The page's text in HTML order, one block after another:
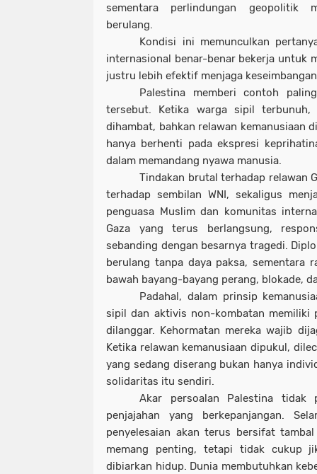
sementara perlindungan geopolitik
berulang.
Kondisi ini memunculkan
internasional benar-benar bekerja untuk
justru lebih efektif menjaga
Palestina memberi contoh
tersebut. Ketika warga sipil terbunuh,
dihambat, bahkan relawan kemanusiaan
hanya berhenti pada ekspresi
dalam memandang nyawa manusia.
Tindakan brutal terhadap relawan
terhadap sembilan WNI, sekaligus
penguasa Muslim dan komunitas
Gaza yang terus berlangsung,
sebanding dengan besarnya tragedi.
berulang tanpa daya paksa, sementara
bawah bayang-bayang perang, blokade,
Padahal, dalam prinsip
sipil dan aktivis non-kombatan memiliki
dilanggar. Kehormatan mereka wajib
Ketika relawan kemanusiaan dipukul,
yang sedang diserang bukan hanya
solidaritas itu sendiri.
Akar persoalan Palestina tidak
penjajahan yang berkepanjangan.
penyelesaian akan terus bersifat
memang penting, tetapi tidak cukup
dibiarkan hidup. Dunia membutuhkan